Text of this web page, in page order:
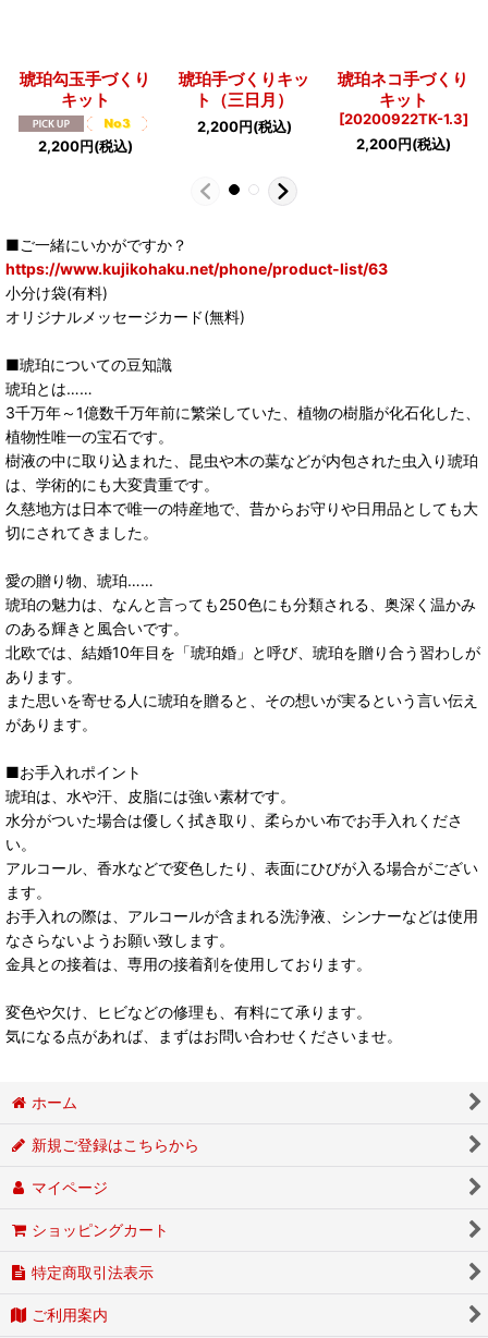
琥珀勾玉手づくり
キット
2,200円(税込)
琥珀手づくりキッ
ト（三日月）
2,200円(税込)
琥珀ネコ手づくり
キット
[20200922TK-1.3]
2,200円(税込)
■ご一緒にいかがですか？
https://www.kujikohaku.net/phone/product-list/63
小分け袋(有料)
オリジナルメッセージカード(無料)
■琥珀についての豆知識
琥珀とは……
3千万年～1億数千万年前に繁栄していた、植物の樹脂が化石化した、
植物性唯一の宝石です。
樹液の中に取り込まれた、昆虫や木の葉などが内包された虫入り琥珀
は、学術的にも大変貴重です。
久慈地方は日本で唯一の特産地で、昔からお守りや日用品としても大
切にされてきました。
愛の贈り物、琥珀……
琥珀の魅力は、なんと言っても250色にも分類される、奥深く温かみ
のある輝きと風合いです。
北欧では、結婚10年目を「琥珀婚」と呼び、琥珀を贈り合う習わしが
あります。
また思いを寄せる人に琥珀を贈ると、その想いが実るという言い伝え
があります。
■お手入れポイント
琥珀は、水や汗、皮脂には強い素材です。
水分がついた場合は優しく拭き取り、柔らかい布でお手入れくださ
い。
アルコール、香水などで変色したり、表面にひびが入る場合がござい
ます。
お手入れの際は、アルコールが含まれる洗浄液、シンナーなどは使用
なさらないようお願い致します。
金具との接着は、専用の接着剤を使用しております。
変色や欠け、ヒビなどの修理も、有料にて承ります。
気になる点があれば、まずはお問い合わせくださいませ。
ホーム
新規ご登録はこちらから
マイページ
ショッピングカート
特定商取引法表示
ご利用案内